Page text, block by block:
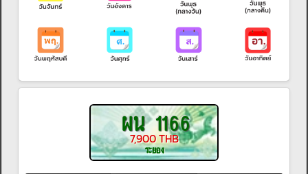
ผน 1166
7,900 THB
ระยอง